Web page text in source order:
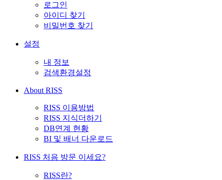
로그인
아이디 찾기
비밀번호 찾기
설정
내 정보
검색환경설정
About RISS
RISS 이용방법
RISS 지식더하기
DB연계 현황
BI 및 배너 다운로드
RISS 처음 방문 이세요?
RISS란?